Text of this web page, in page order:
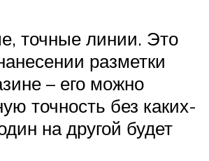
точные линии. Это
разметки
– его можно
точность без каких-
на другой будет